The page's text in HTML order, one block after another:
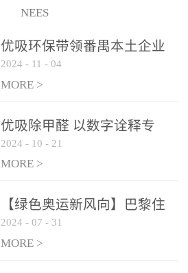
NEES
优吸环保带领番禺本​土企业
勇敢破局向“新”
2024 - 11 - 04
MORE >
优吸除甲醛 以数字诠释专
业，尽显除醛品牌实力！
2024 - 10 - 21
MORE >
【绿色奥运新风向】巴黎住
宿风波：优吸环保共建健康
绿色家居
2024 - 07 - 31
MORE >